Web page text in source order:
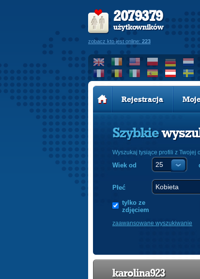
2079379
użytkowników
zobacz kto jest online: 223
Rejestracja
Szybkie
Wyszukaj tysiące profili z Twojej
Wiek od
Płeć
tylko ze
zdjęciem
zaawansowane wyszukiwanie
karolina923